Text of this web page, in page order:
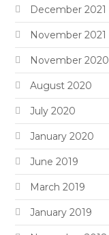
December 2021
November 2021
November 2020
August 2020
July 2020
January 2020
June 2019
March 2019
January 2019